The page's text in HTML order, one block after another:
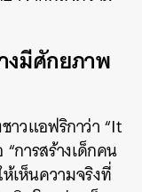
งมีศักยภาพ
วแอฟริกาว่า “It
การสร้างเด็กคน
เห็นความจริงที่
EMAIL